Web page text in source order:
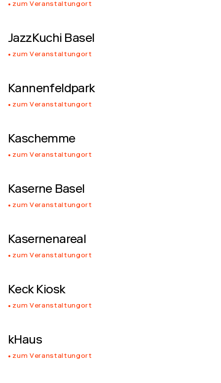
zum Veranstaltungort
JazzKuchi Basel
zum Veranstaltungort
Kannenfeldpark
zum Veranstaltungort
Kaschemme
zum Veranstaltungort
Kaserne Basel
zum Veranstaltungort
Kasernenareal
zum Veranstaltungort
Keck Kiosk
zum Veranstaltungort
kHaus
zum Veranstaltungort